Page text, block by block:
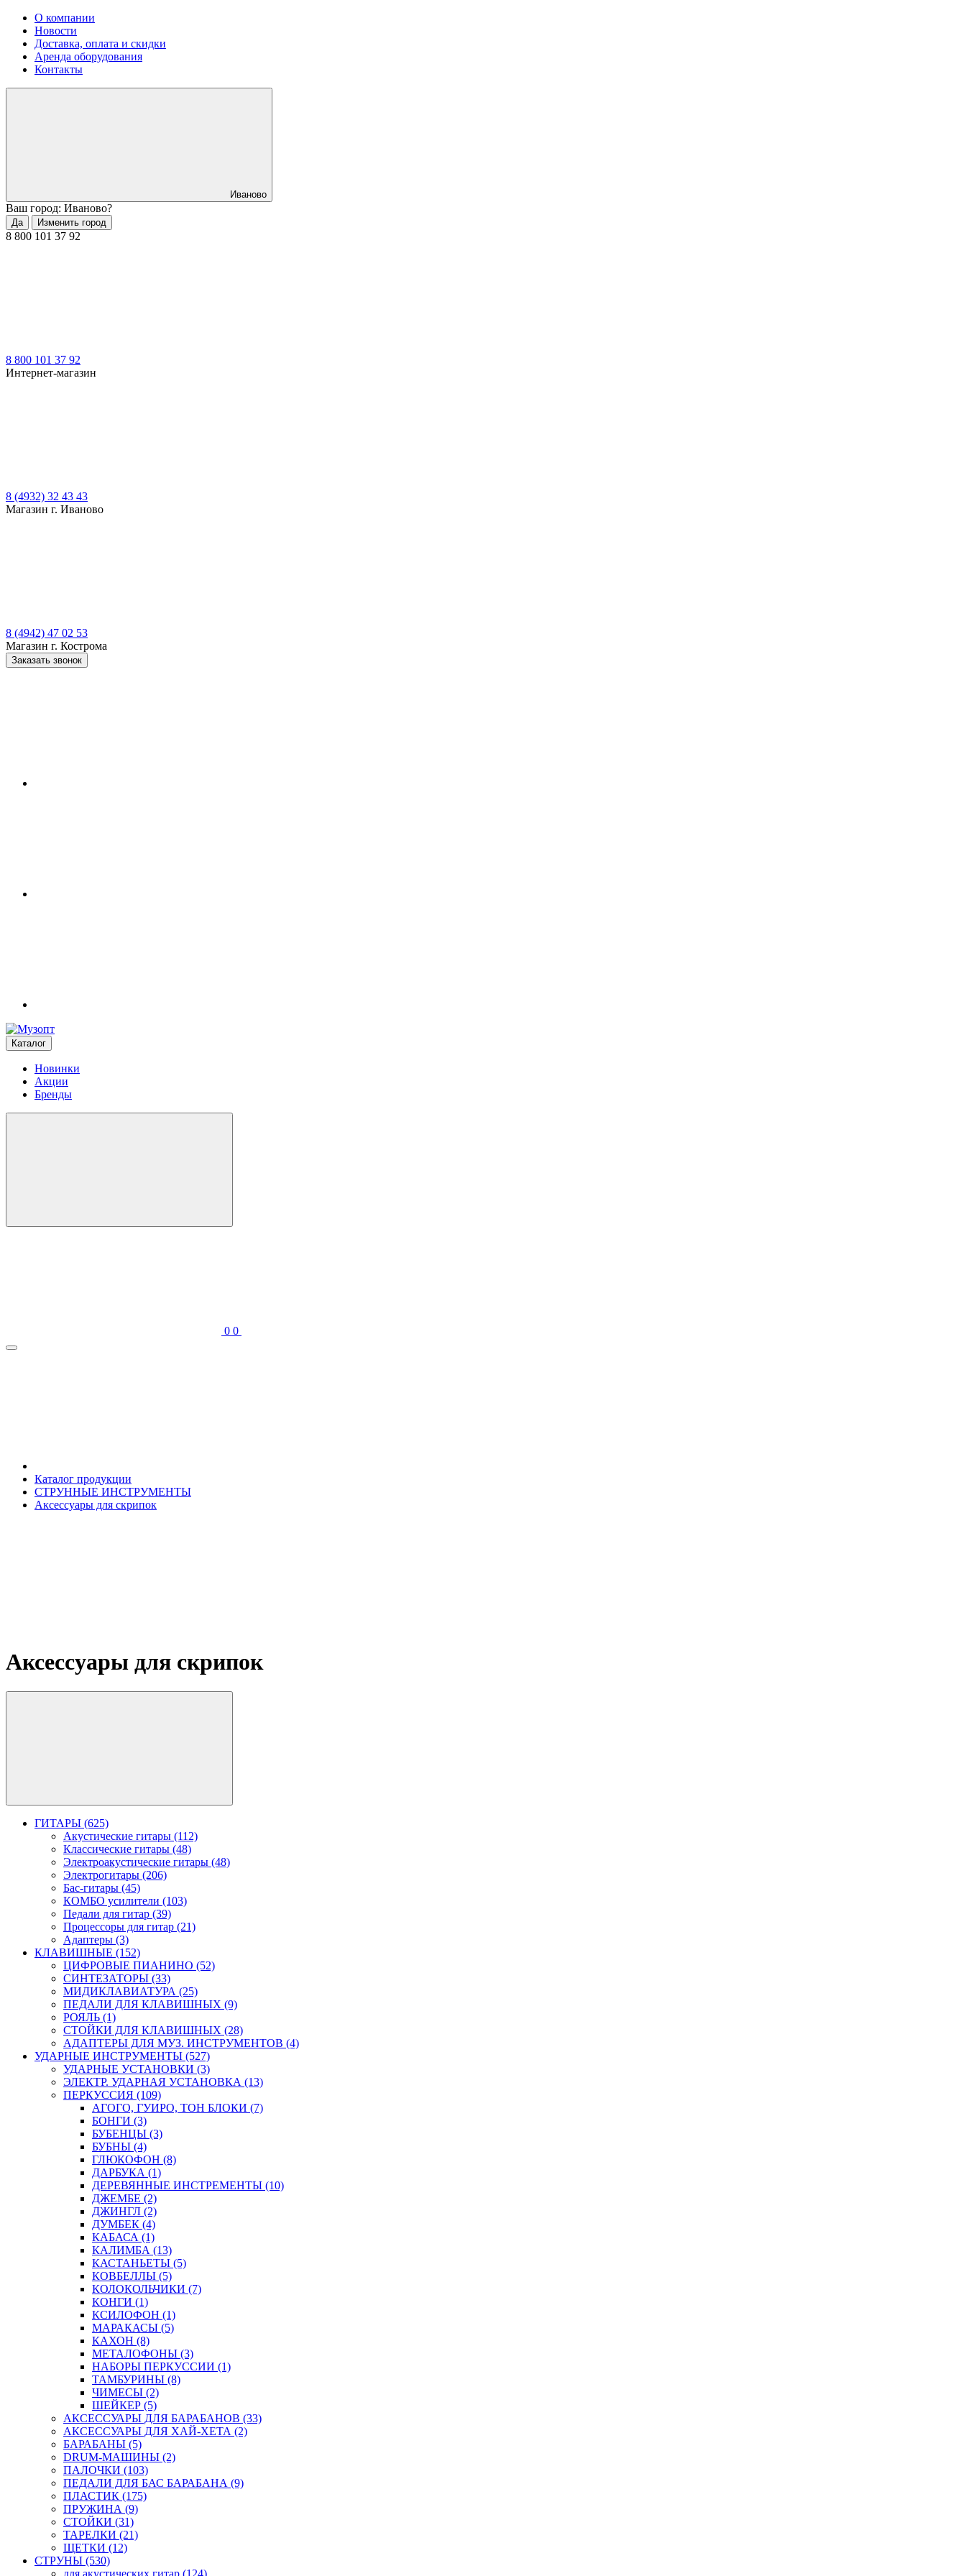
О компании
Новости
Доставка, оплата и скидки
Аренда оборудования
Контакты
Иваново
Ваш город: Иваново?
Да Изменить город
8 800 101 37 92
8 800 101 37 92
Интернет-магазин
8 (4932) 32 43 43
Магазин г. Иваново
8 (4942) 47 02 53
Магазин г. Кострома
Заказать звонок
Каталог
Новинки
Акции
Бренды
0 0
Каталог продукции
СТРУННЫЕ ИНСТРУМЕНТЫ
Аксессуары для скрипок
Аксессуары для скрипок
ГИТАРЫ (625)
Акустические гитары (112)
Классические гитары (48)
Электроакустические гитары (48)
Электрогитары (206)
Бас-гитары (45)
КОМБО усилители (103)
Педали для гитар (39)
Процессоры для гитар (21)
Адаптеры (3)
КЛАВИШНЫЕ (152)
ЦИФРОВЫЕ ПИАНИНО (52)
СИНТЕЗАТОРЫ (33)
МИДИКЛАВИАТУРА (25)
ПЕДАЛИ ДЛЯ КЛАВИШНЫХ (9)
РОЯЛЬ (1)
СТОЙКИ ДЛЯ КЛАВИШНЫХ (28)
АДАПТЕРЫ ДЛЯ МУЗ. ИНСТРУМЕНТОВ (4)
УДАРНЫЕ ИНСТРУМЕНТЫ (527)
УДАРНЫЕ УСТАНОВКИ (3)
ЭЛЕКТР. УДАРНАЯ УСТАНОВКА (13)
ПЕРКУССИЯ (109)
АГОГО, ГУИРО, ТОН БЛОКИ (7)
БОНГИ (3)
БУБЕНЦЫ (3)
БУБНЫ (4)
ГЛЮКОФОН (8)
ДАРБУКА (1)
ДЕРЕВЯННЫЕ ИНСТРЕМЕНТЫ (10)
ДЖЕМБЕ (2)
ДЖИНГЛ (2)
ДУМБЕК (4)
КАБАСА (1)
КАЛИМБА (13)
КАСТАНЬЕТЫ (5)
КОВБЕЛЛЫ (5)
КОЛОКОЛЬЧИКИ (7)
КОНГИ (1)
КСИЛОФОН (1)
МАРАКАСЫ (5)
КАХОН (8)
МЕТАЛОФОНЫ (3)
НАБОРЫ ПЕРКУССИИ (1)
ТАМБУРИНЫ (8)
ЧИМЕСЫ (2)
ШЕЙКЕР (5)
АКСЕССУАРЫ ДЛЯ БАРАБАНОВ (33)
АКСЕССУАРЫ ДЛЯ ХАЙ-ХЕТА (2)
БАРАБАНЫ (5)
DRUM-МАШИНЫ (2)
ПАЛОЧКИ (103)
ПЕДАЛИ ДЛЯ БАС БАРАБАНА (9)
ПЛАСТИК (175)
ПРУЖИНА (9)
СТОЙКИ (31)
ТАРЕЛКИ (21)
ЩЕТКИ (12)
СТРУНЫ (530)
для акустических гитар (124)